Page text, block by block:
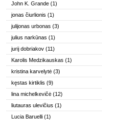
John K. Grande (1)
jonas čiurlionis (1)
julijonas urbonas (3)
julius narkūnas (1)
jurij dobriakov (11)
Karolis Medzikauskas (1)
kristina karvelytė (3)
kęstas kirtiklis (9)
lina michelkevičė (12)
liutauras ulevičius (1)
Lucia Baruelli (1)